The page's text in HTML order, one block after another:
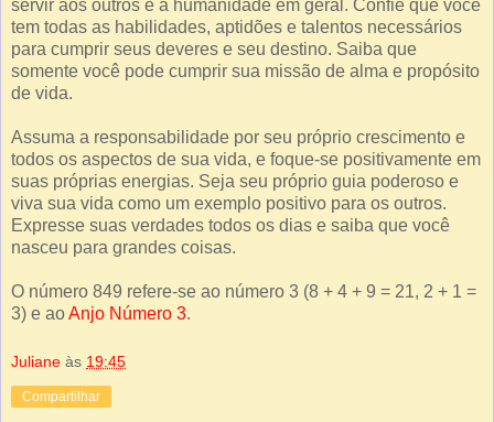
servir aos outros e à humanidade em geral. Confie que você
tem todas as habilidades, aptidões e talentos necessários
para cumprir seus deveres e seu destino. Saiba que
somente você pode cumprir sua missão de alma e propósito
de vida.
Assuma a responsabilidade por seu próprio crescimento e
todos os aspectos de sua vida, e foque-se positivamente em
suas próprias energias. Seja seu próprio guia poderoso e
viva sua vida como um exemplo positivo para os outros.
Expresse suas verdades todos os dias e saiba que você
nasceu para grandes coisas.
O número 849 refere-se ao número 3 (8 + 4 + 9 = 21, 2 + 1 =
3) e aoAnjo Número 3.
Juliane às 19:45
Compartilhar